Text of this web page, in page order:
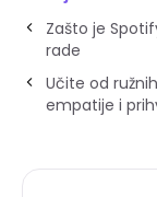
Zašto je
rade
Učite od
empatije i